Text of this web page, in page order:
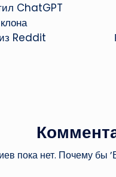
ChatGPT
Reddit
пока нет. Почему бы